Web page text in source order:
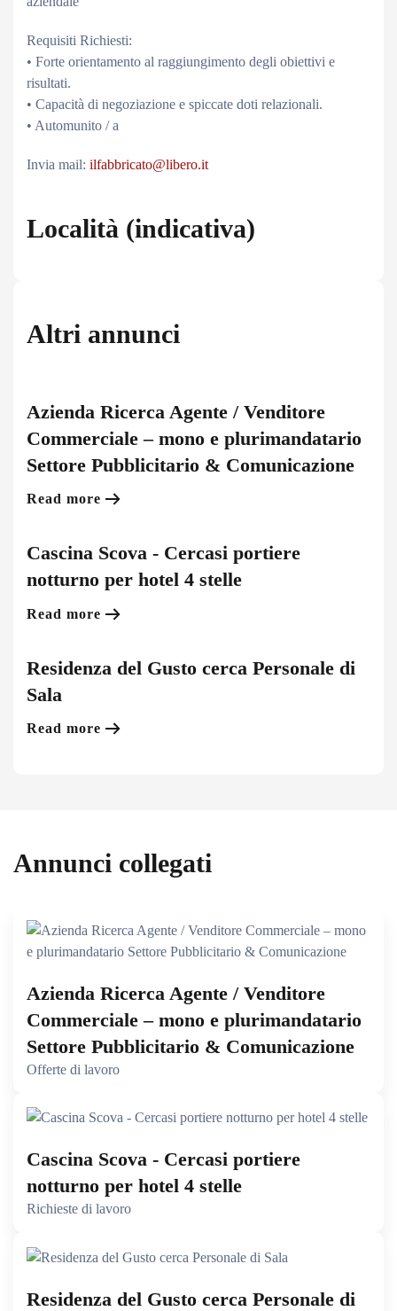
Requisiti Richiesti:
• Forte orientamento al raggiungimento degli obiettivi e
risultati.
• Capacità di negoziazione e spiccate doti relazionali.
• Automunito / a
Invia mail: ilfabbricato@libero.it
Località (indicativa)
Altri annunci
Azienda Ricerca Agente / Venditore
Commerciale – mono e plurimandatario
Settore Pubblicitario & Comunicazione
Read more
Cascina Scova - Cercasi portiere
notturno per hotel 4 stelle
Read more
Residenza del Gusto cerca Personale di
Sala
Read more
Annunci collegati
Azienda Ricerca Agente / Venditore
Commerciale – mono e plurimandatario
Settore Pubblicitario & Comunicazione
Offerte di lavoro
Cascina Scova - Cercasi portiere
notturno per hotel 4 stelle
Richieste di lavoro
Residenza del Gusto cerca Personale di